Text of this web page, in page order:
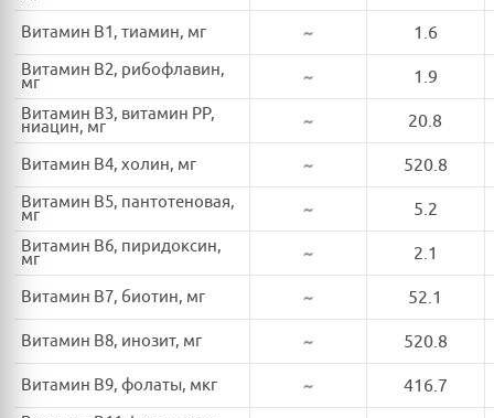
Витамин B1, тиамин, мг ~ 1.6
Витамин B2, рибофлавин,
мг ~ 1.9
Витамин B3, витамин PP,
ниацин, мг ~ 20.8
Витамин B4, холин, мг ~ 520.8
Витамин B5, пантотеновая,
мг ~ 5.2
Витамин B6, пиридоксин,
мг ~ 2.1
Витамин B7, биотин, мг ~ 52.1
Витамин B8, инозит, мг ~ 520.8
Витамин B9, фолаты, мкг ~ 416.7